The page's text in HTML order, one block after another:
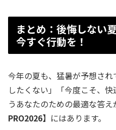
まとめ：後悔しない
今すぐ行動を！
今年の夏も、猛暑が予想さ
したくない」「今度こそ、
うあなたのための最適な答え
PRO2026】 にはあります。